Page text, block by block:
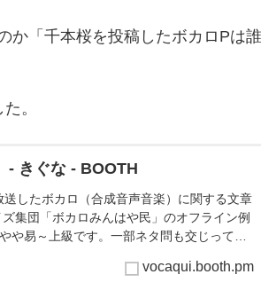
か「千本桜を投稿したボカロPは
。
- きぐな - BOOTH
したボカロ（合成音声音楽）に関する文章
集団「ボカロみんはや民」のオフライン例
や易～上級です。一部ネタ問も交じってい
vocaqui.booth.pm